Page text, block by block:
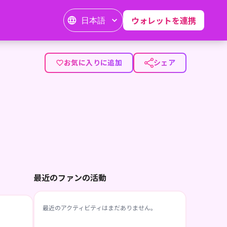
日本語 ウォレットを連携
お気に入りに追加 シェア
最近のファンの活動
最近のアクティビティはまだありません。